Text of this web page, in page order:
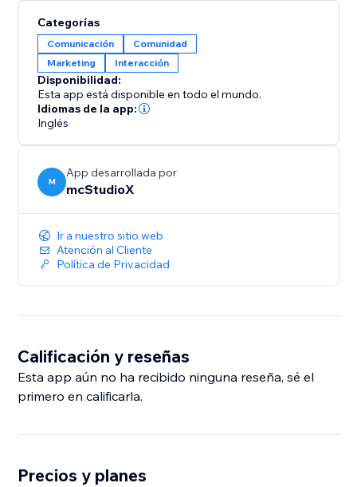
Categorías
Comunicación
Comunidad
Marketing
Interacción
Disponibilidad:
Esta app está disponible en todo el mundo.
Idiomas de la app:
Inglés
M
App desarrollada por
mcStudioX
Ir a nuestro sitio web
Atención al Cliente
Política de Privacidad
Calificación y reseñas
Esta app aún no ha recibido ninguna reseña, sé el
primero en calificarla.
Precios y planes